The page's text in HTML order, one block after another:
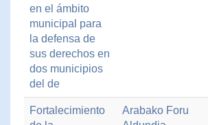
en el ámbito
municipal para
la defensa de
sus derechos en
dos municipios
del de
Fortalecimiento
Arabako Foru